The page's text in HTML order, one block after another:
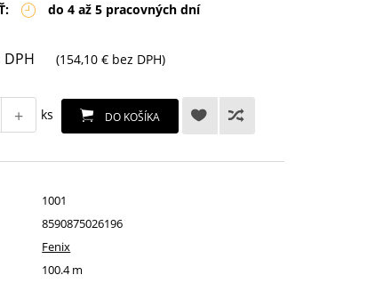
do 4 až 5 pracovných dní
DPH (154,10 € bez DPH)
+ ks DO KOŠÍKA
1001
8590875026196
Fenix
100.4 m